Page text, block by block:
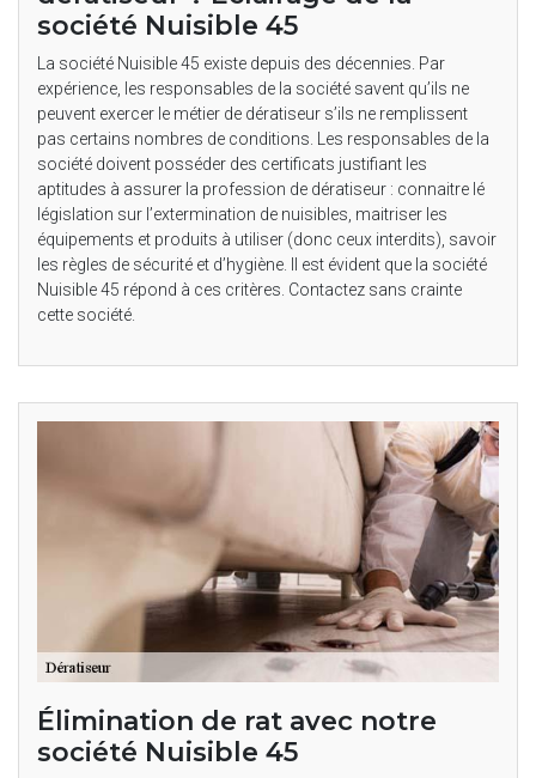
société Nuisible 45
La société Nuisible 45 existe depuis des décennies. Par
expérience, les responsables de la société savent qu’ils ne
peuvent exercer le métier de dératiseur s’ils ne remplissent
pas certains nombres de conditions. Les responsables de la
société doivent posséder des certificats justifiant les
aptitudes à assurer la profession de dératiseur : connaitre lé
législation sur l’extermination de nuisibles, maitriser les
équipements et produits à utiliser (donc ceux interdits), savoir
les règles de sécurité et d’hygiène. Il est évident que la société
Nuisible 45 répond à ces critères. Contactez sans crainte
cette société.
Élimination de rat avec notre
société Nuisible 45